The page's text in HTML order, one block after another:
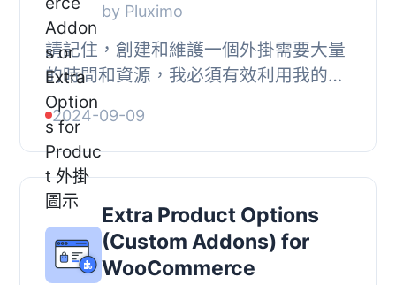
by Pluximo
請記住，創建和維護一個外掛需要大量
的時間和資源，我必須有效利用我的資
源，以繼續為您提供最優質的產品。儘
管提供文檔和知識庫，但我無法為此外
掛提供免費...
2024-09-09
Extra Product Options
(Custom Addons) for
WooCommerce